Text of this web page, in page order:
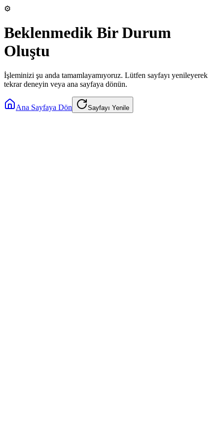
⚙️
Beklenmedik Bir Durum
Oluştu
İşleminizi şu anda tamamlayamıyoruz. Lütfen sayfayı yenileyerek
tekrar deneyin veya ana sayfaya dönün.
Ana Sayfaya Dön Sayfayı Yenile